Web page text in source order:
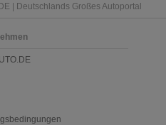
| Deutschlands Großes Autoportal